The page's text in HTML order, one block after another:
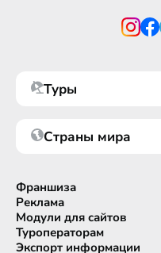
Туры
Страны мира
Франшиза
Реклама
Модули для сайтов
Туроператорам
Экспорт информации